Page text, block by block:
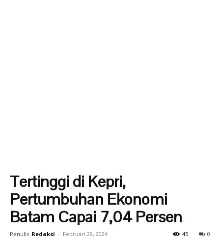
Tertinggi di Kepri,
Pertumbuhan Ekonomi
Batam Capai 7,04 Persen
Penulis Redaksi - Februari 29, 2024 0
45